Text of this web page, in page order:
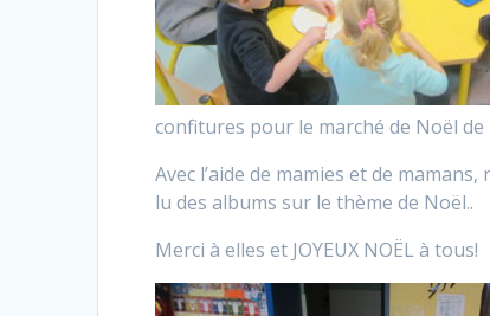
confitures pour le marché de Noël de
Avec l’aide de mamies et de
lu des albums sur le thème de Noël..
Merci à elles et JOYEUX NOËL à tous!